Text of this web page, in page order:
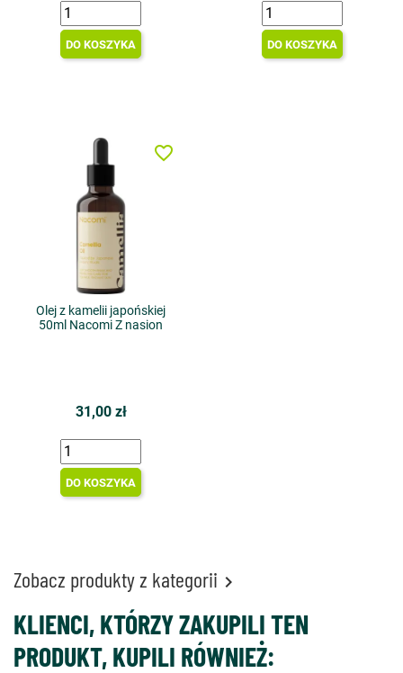
DO KOSZYKA DO KOSZYKA
Olej z kamelii japońskiej
50ml Nacomi Z nasion
31,00 zł
DO KOSZYKA
favorite_border
Zobacz produkty z kategorii 
KLIENCI, KTÓRZY ZAKUPILI TEN
PRODUKT, KUPILI RÓWNIEŻ: